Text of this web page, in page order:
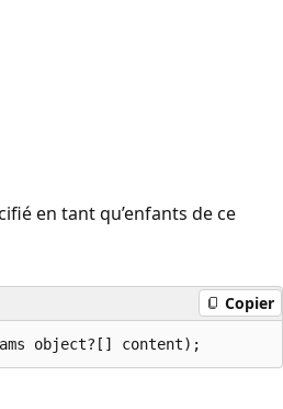
en tant qu’enfants de ce
Copier
object?[] content);